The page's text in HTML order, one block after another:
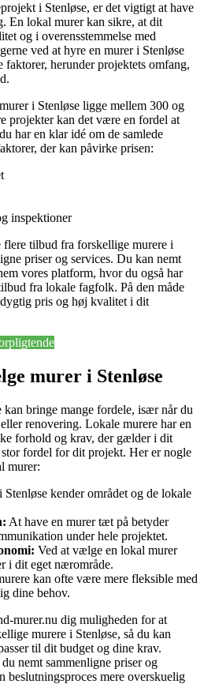
i Stenløse, er det vigtigt at have
En lokal murer kan sikre, at dit
og i overensstemmelse med
ved at hyre en murer i Stenløse
herunder projektets omfang,
i Stenløse ligge mellem 300 og
projekter kan det være en fordel at
har en klar idé om de samlede
der kan påvirke prisen:
inspektioner
flere tilbud fra forskellige murere i
priser og services. Du kan nemt
vores platform, hvor du også har
fra lokale fagfolk. På den måde
pris og høj kvalitet i dit
murer i Stenløse
bringe mange fordele, især når du
renovering. Lokale murere har en
forhold og krav, der gælder i dit
fordel for dit projekt. Her er nogle
murer:
Stenløse kender området og de lokale
At have en murer tæt på betyder
under hele projektet.
Ved at vælge en lokal murer
i dit eget nærområde.
kan ofte være mere fleksible med
dine behov.
murer.nu dig muligheden for at
murere i Stenløse, så du kan
til dit budget og dine krav.
nemt sammenligne priser og
beslutningsproces mere overskuelig